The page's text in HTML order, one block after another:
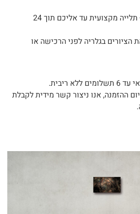
ניתן להזמין משלוח + תלייה מקצועית עד אליכם תוך 24
הציורים בגלריה לפני הרכישה או
ריבית.
ההזמנה, אנו ניצור קשר מידית לקבלת